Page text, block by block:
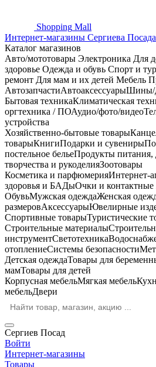
Shopping Mall
Интернет-магазины Сергиева Посада
Каталог магазинов
Авто/мототовары Электроника Для
здоровье Одежда и обувь Спорт и
ремонт Для мам и их детей Мебель
АвтозапчастиАвтоаксессуарыШины/
Бытовая техникаКлиматическая
оргтехника / ПОАудио/фото/видео
устройства
Хозяйственно-бытовые товары
товарыКнигиПодарки и сувениры
постельное бельеПродукты питания,
творчества и рукоделияЗоотовары
Косметика и парфюмерияИнтернет-
здоровья и БАДыОчки и
ОбувьМужская одеждаЖенская
размеровАксессуарыЮвелирные
Спортивные товарыТуристические
Строительные материалы
инструментСветотехника
отоплениеСистемы безопасности
Детская одеждаТовары для
мамТовары для детей
Корпусная мебельМягкая мебель
мебельДвери
Сергиев Посад
Войти
Интернет-магазины
Товары